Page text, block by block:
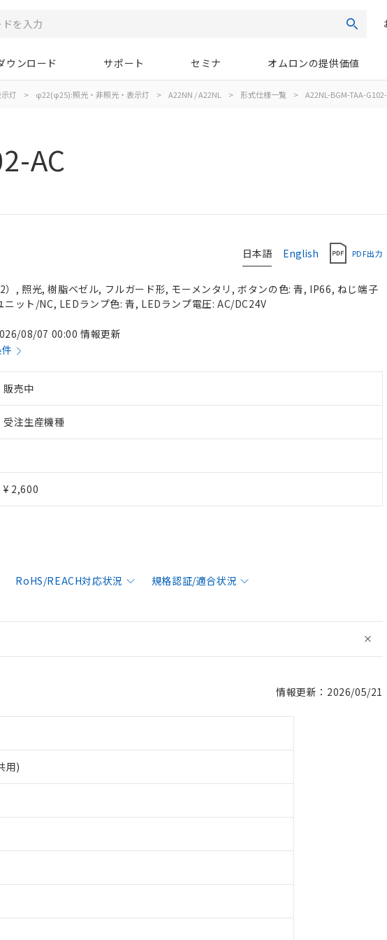
検索
ウンロード サポート セミナ オムロンの提供価値
灯 > φ22(φ25):照光・非照光・表示灯 > A22NN / A22NL > 形式仕様一覧 > A22NL-BGM-TAA-
AC
日本語 English PDF出力
, 照光, 樹脂ベゼル, フルガード形, モーメンタリ, ボタンの色: 青, IP66, ねじ端子
ニット/NC, LEDランプ色: 青, LEDランプ電圧: AC/DC24V
08/07 00:00 情報更新
販売中
受注生産機種
¥ 2,600
RoHS/REACH対応状況 規格認証/適合状況
情報更新：2026/05/21
用)